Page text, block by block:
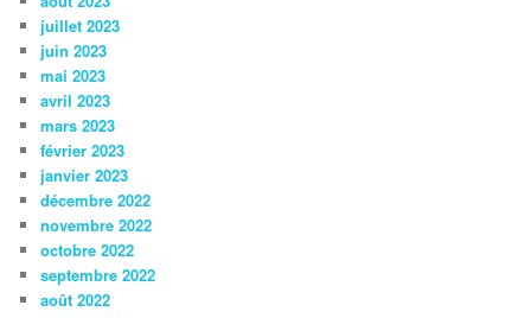
juillet 2023
juin 2023
mai 2023
avril 2023
mars 2023
février 2023
janvier 2023
décembre 2022
novembre 2022
octobre 2022
septembre 2022
août 2022